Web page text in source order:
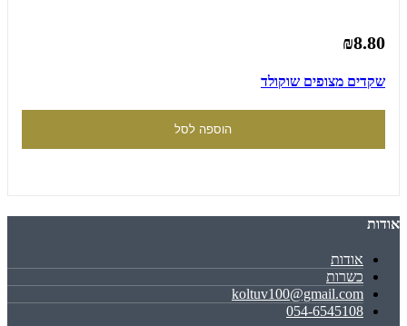
₪8.80
שקדים מצופים שוקולד
הוספה לסל
אודות
אודות
כשרות
koltuv100@gmail.com
054-6545108